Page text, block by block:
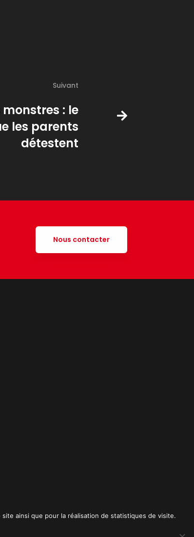
Suivant
monstres : le
les parents
détestent
Nous contacter
PRODUCTIONS. Tous droits réservés.
ainsi que pour la réalisation de statistiques de visite.